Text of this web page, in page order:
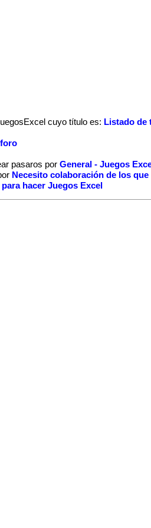
cuyo título es: Listado de
pasaros porGeneral - Juegos
Necesito colaboración de los
para hacer Juegos Excel